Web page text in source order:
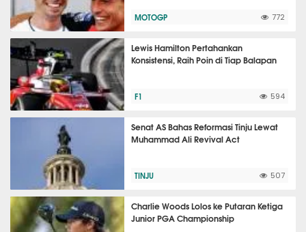
MOTOGP 772
Lewis Hamilton Pertahankan
Konsistensi, Raih Poin di Tiap Balapan
F1 594
Senat AS Bahas Reformasi Tinju Lewat
Muhammad Ali Revival Act
TINJU 507
Charlie Woods Lolos ke Putaran Ketiga
Junior PGA Championship